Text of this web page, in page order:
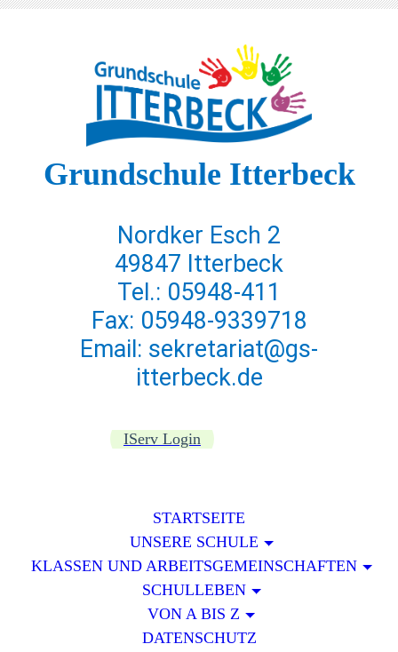
Grundschule Itterbeck
Nordker Esch 2
49847 Itterbeck
Tel.: 05948-411
Fax: 05948-9339718
Email: sekretariat@gs-
itterbeck.de
IServ Login
STARTSEITE
UNSERE SCHULE
KLASSEN UND ARBEITSGEMEINSCHAFTEN
SCHULLEBEN
VON A BIS Z
DATENSCHUTZ